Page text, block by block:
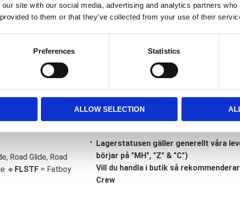
site with our social media, advertising and analytics partners
to them or that they’ve collected from your use of their
Preferences Statistics
ALLOW SELECTION
b
o
Road Glide, Road
🔹 FLSTF = Fatboy
Lagerstatusen gäller generellt våra
börjar på "MH", "Z" & "C")
Vill du handla i butik så
Crew